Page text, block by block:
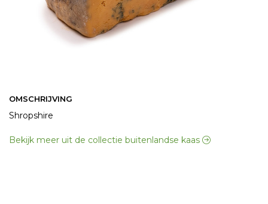
OMSCHRIJVING
Shropshire
Bekijk meer uit de collectie buitenlandse kaas